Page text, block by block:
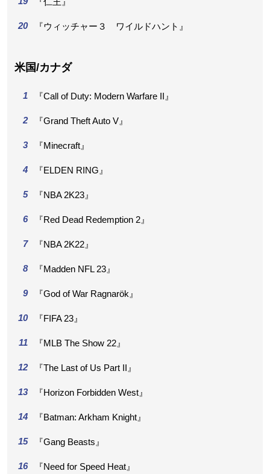
『ウィッチャー３ ワイルドハント』
米国/カナダ
『Call of Duty: Modern Warfare II』
『Grand Theft Auto V』
『Minecraft』
『ELDEN RING』
『NBA 2K23』
『Red Dead Redemption 2』
『NBA 2K22』
『Madden NFL 23』
『God of War Ragnarök』
『FIFA 23』
『MLB The Show 22』
『The Last of Us Part II』
『Horizon Forbidden West』
『Batman: Arkham Knight』
『Gang Beasts』
『Need for Speed Heat』